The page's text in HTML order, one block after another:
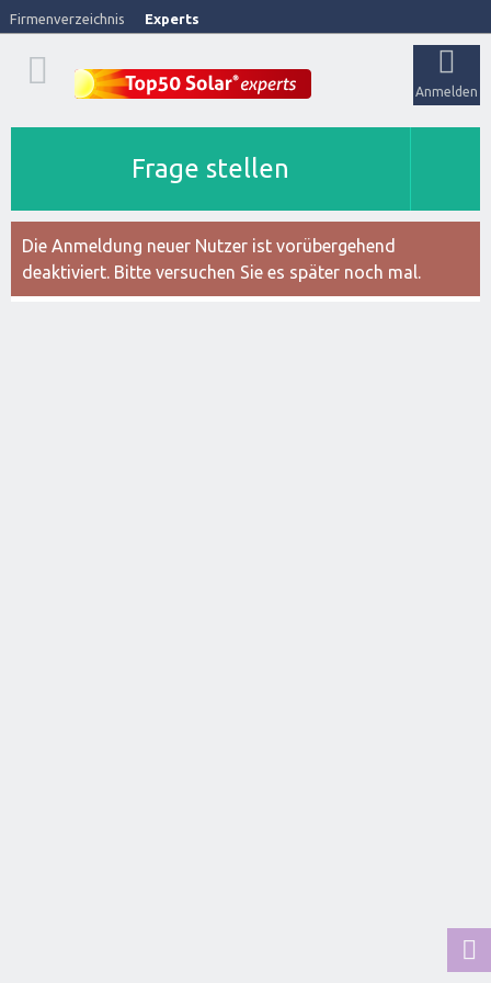
Firmenverzeichnis Experts
Anmelden
Frage stellen
Die Anmeldung neuer Nutzer ist vorübergehend
deaktiviert. Bitte versuchen Sie es später noch mal.